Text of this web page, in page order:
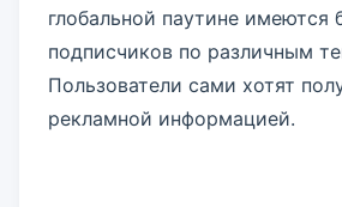
глобальной паутине имеются
подписчиков по различным
Пользователи сами хотят
рекламной информацией.